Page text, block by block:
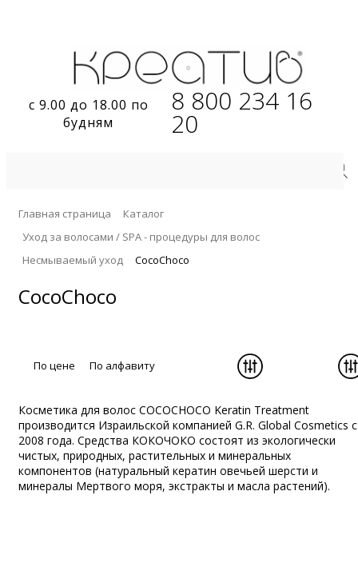
с 9.00 до 18.00 по
будням
8 800 234 16
20
Главная страница
Каталог
Уход за волосами / SPA - процедуры для волос
Несмываемый уход
CocoChoco
CocoChoco
По цене По алфавиту
Косметика для волос COCOCHOCO Keratin Treatment
производится Израильской компанией G.R. Global Cosmetics с
2008 года. Средства КОКОЧОКО состоят из экологически
чистых, природных, растительных и минеральных
компонентов (натуральный кератин овечьей шерсти и
минералы Мертвого моря, экстракты и масла растений).